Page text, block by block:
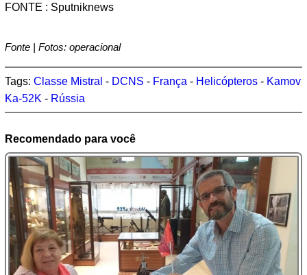
FONTE : Sputniknews
Fonte | Fotos: operacional
Tags: Classe Mistral - DCNS - França - Helicópteros - Kamov
Ka-52K - Rússia
Recomendado para você